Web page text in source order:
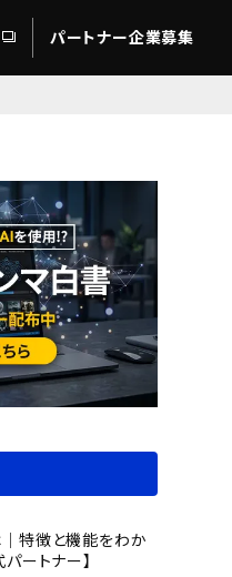
パートナー企業募集
特徴と機能をわか
ートナー】